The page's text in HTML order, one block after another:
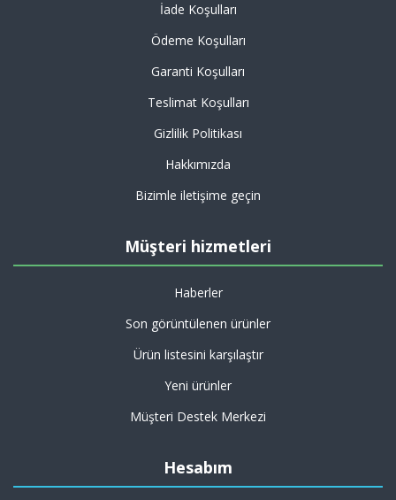
İade Koşulları
Ödeme Koşulları
Garanti Koşulları
Teslimat Koşulları
Gizlilik Politikası
Hakkımızda
Bizimle iletişime geçin
Müşteri hizmetleri
Haberler
Son görüntülenen ürünler
Ürün listesini karşılaştır
Yeni ürünler
Müşteri Destek Merkezi
Hesabım